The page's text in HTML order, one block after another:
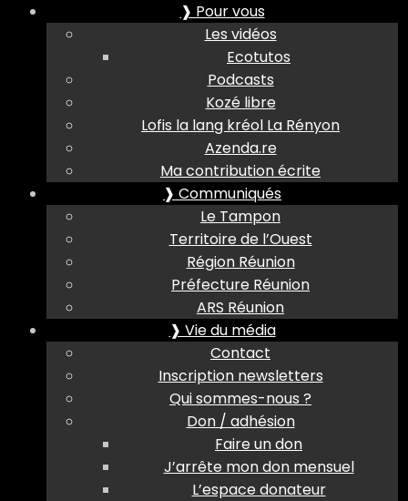
❱ Pour vous
Les vidéos
Ecotutos
Podcasts
Kozé libre
Lofis la lang kréol La Rényon
Azenda.re
Ma contribution écrite
❱ Communiqués
Le Tampon
Territoire de l’Ouest
Région Réunion
Préfecture Réunion
ARS Réunion
❱ Vie du média
Contact
Inscription newsletters
Qui sommes-nous ?
Don / adhésion
Faire un don
J’arrête mon don mensuel
L’espace donateur